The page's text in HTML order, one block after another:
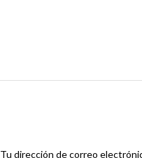
Tu dirección de correo